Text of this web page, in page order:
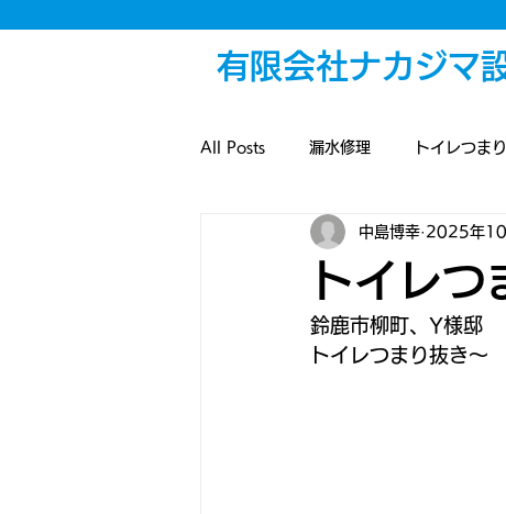
有限会社ナカジマ
All Posts 漏水修理 トイレつまり
浴室設備 解体工
散水設備 戸締り
トイレつ
中島博幸 2025年10
鈴鹿市柳町、Y様邸
トイレつまり抜き～